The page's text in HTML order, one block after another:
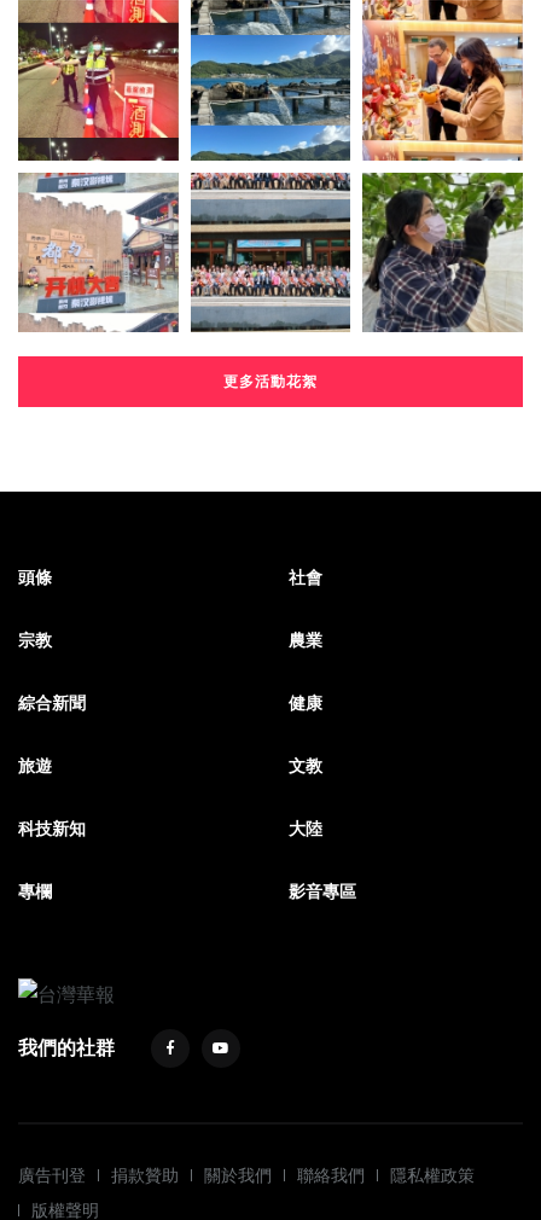
更多活動花絮
頭條 社會
宗教 農業
綜合新聞 健康
旅遊 文教
科技新知 大陸
專欄 影音專區
我們的社群
廣告刊登 捐款贊助 關於我們 聯絡我們
隱私權政策
版權聲明